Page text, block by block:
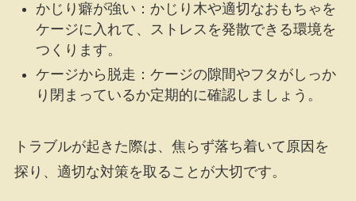
かじり癖が強い：かじり木や適切なおもちゃを
ケージに入れて、ストレスを発散できる環境を
つくります。
ケージから脱走：ケージの隙間やフタがしっか
り閉まっているか定期的に確認しましょう。
トラブルが起きた際は、焦らず落ち着いて原因を
探り、適切な対策を取ることが大切です。